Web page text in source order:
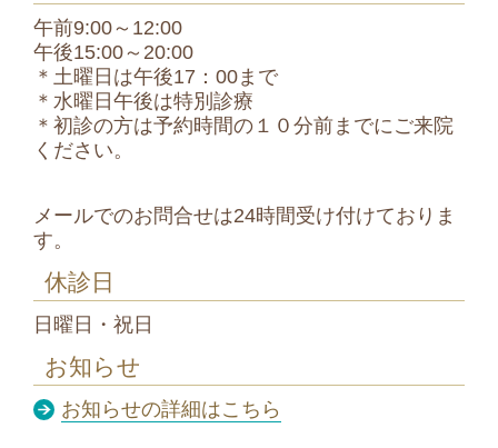
午前9:00～12:00
午後15:00～20:00
＊土曜日は午後17：00まで
＊水曜日午後は特別診療
＊初診の方は予約時間の１０分前までにご来院
ください。
メールでのお問合せは24時間受け付けておりま
す。
休診日
日曜日・祝日
お知らせ
お知らせの詳細はこちら